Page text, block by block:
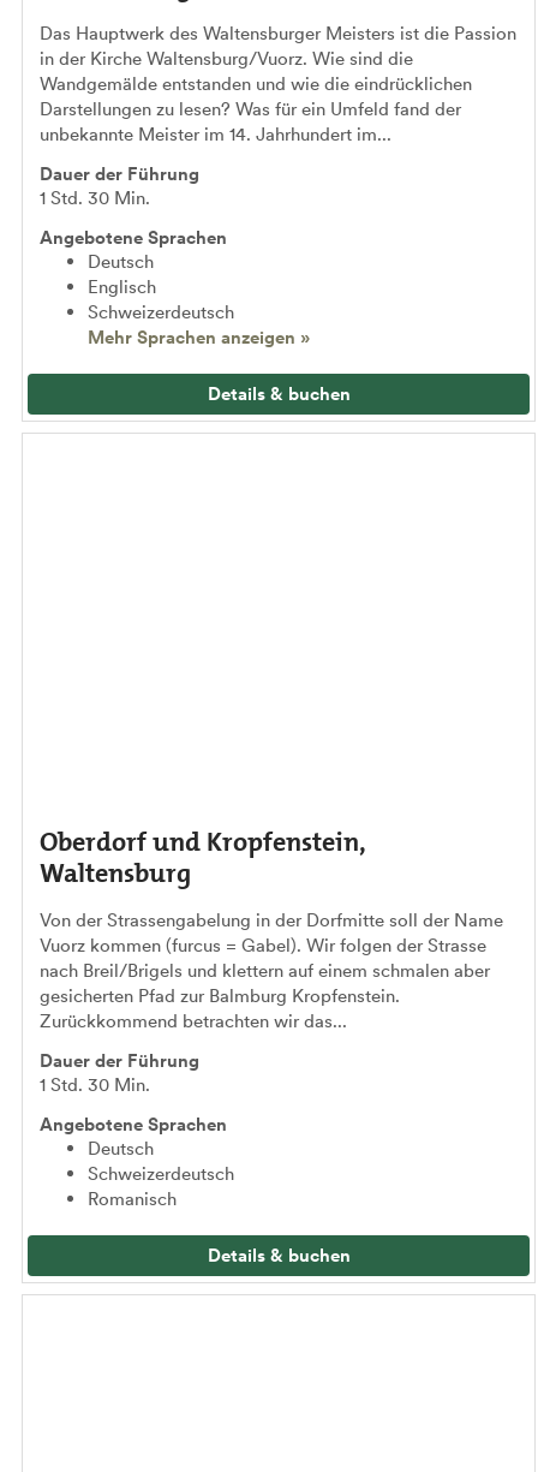
Das Hauptwerk des Waltensburger Meisters ist die Passion
in der Kirche Waltensburg/Vuorz. Wie sind die
Wandgemälde entstanden und wie die eindrücklichen
Darstellungen zu lesen? Was für ein Umfeld fand der
unbekannte Meister im 14. Jahrhundert im...
Dauer der Führung
1 Std. 30 Min.
Angebotene Sprachen
Deutsch
Englisch
Schweizerdeutsch
Mehr Sprachen anzeigen »
Details & buchen
Oberdorf und Kropfenstein,
Waltensburg
Von der Strassengabelung in der Dorfmitte soll der Name
Vuorz kommen (furcus = Gabel). Wir folgen der Strasse
nach Breil/Brigels und klettern auf einem schmalen aber
gesicherten Pfad zur Balmburg Kropfenstein.
Zurückkommend betrachten wir das...
Dauer der Führung
1 Std. 30 Min.
Angebotene Sprachen
Deutsch
Schweizerdeutsch
Romanisch
Details & buchen